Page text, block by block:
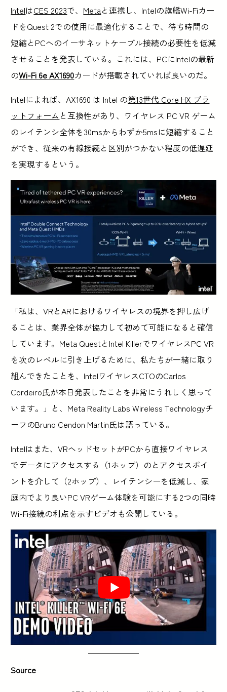
IntelはCES 2023で、 Metaと連携し、Intelの旗艦Wi-Fiカー
ドをQuest 2での使用に最適化することで、待ち時間の
短縮とPCへのイーサネットケーブル接続の必要性を低減
させることを発表している。これには、PCにIntelの最新
のWi-Fi 6e AX1690カードが搭載されていれば良いのだ。
Intelによれば、AX1690 は Intel の第13世代 Core HX プラ
ットフォーム と互換性があり、ワイヤレス PC VR ゲーム
のレイテンシ全体を30msからわずか5msに短縮すること
ができ、従来の有線接続と区別がつかない程度の低遅延
を実現するという。
「私は、VRとARにおけるワイヤレスの境界を押し広げ
ることは、業界全体が協力して初めて可能になると確信
しています。Meta QuestとIntel KillerでワイヤレスPC VR
を次のレベルに引き上げるために、私たちが一緒に取り
組んできたことを、IntelワイヤレスCTOのCarlos
Cordeiro氏が本日発表したことを非常にうれしく思って
います。」と、Meta Reality Labs Wireless Technologyチ
ーフのBruno Cendon Martin氏は語っている。
Intelはまた、VRヘッドセットがPCから直接ワイヤレス
でデータにアクセスする（1ホップ）のとアクセスポイ
ントを介して（2ホップ）、レイテンシーを低減し、家
庭内でより良いPC VRゲーム体験を可能にする2つの同時
Wi-Fi接続の利点を示すビデオも公開している。
Source